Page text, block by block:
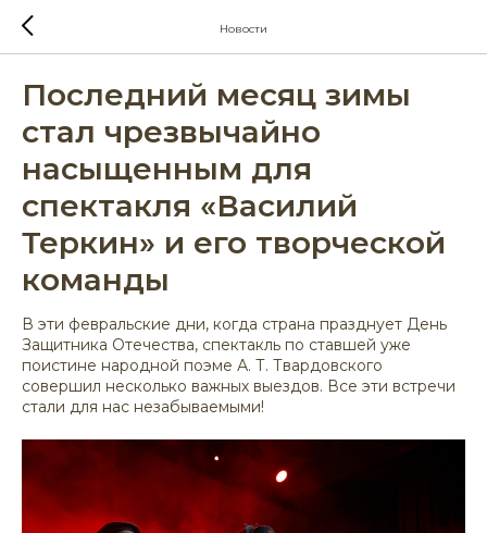
Новости
Последний месяц зимы
стал чрезвычайно
насыщенным для
спектакля «Василий
Теркин» и его творческой
команды
В эти февральские дни, когда страна празднует День
Защитника Отечества, спектакль по ставшей уже
поистине народной поэме А. Т. Твардовского
совершил несколько важных выездов. Все эти встречи
стали для нас незабываемыми!